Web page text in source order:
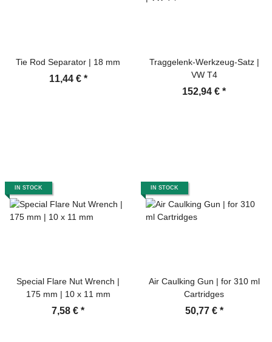
Tie Rod Separator | 18 mm
11,44 € *
Traggelenk-Werkzeug-Satz |
VW T4
152,94 € *
IN STOCK
Special Flare Nut Wrench |
175 mm | 10 x 11 mm
7,58 € *
IN STOCK
Air Caulking Gun | for 310 ml
Cartridges
50,77 € *